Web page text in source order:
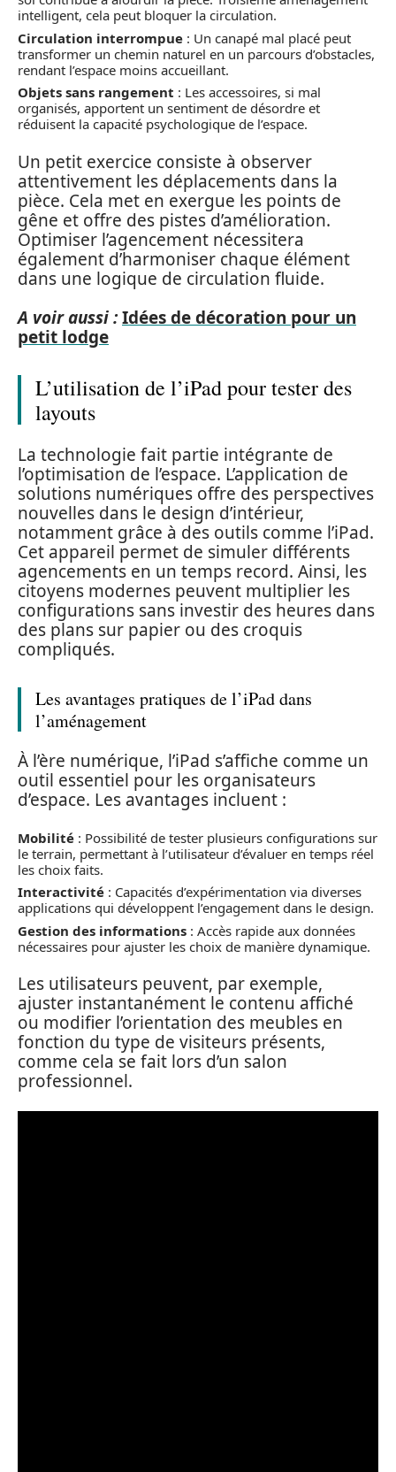
intelligent, cela peut bloquer la circulation.
Circulation interrompue : Un canapé mal placé peut
transformer un chemin naturel en un parcours d’obstacles,
rendant l’espace moins accueillant.
Objets sans rangement : Les accessoires, si mal
organisés, apportent un sentiment de désordre et
réduisent la capacité psychologique de l’espace.
Un petit exercice consiste à observer
attentivement les déplacements dans la
pièce. Cela met en exergue les points de
gêne et offre des pistes d’amélioration.
Optimiser l’agencement nécessitera
également d’harmoniser chaque élément
dans une logique de circulation fluide.
A voir aussi :Idées de décoration pour un
petit lodge
L’utilisation de l’iPad pour tester des
layouts
La technologie fait partie intégrante de
l’optimisation de l’espace. L’application de
solutions numériques offre des perspectives
nouvelles dans le design d’intérieur,
notamment grâce à des outils comme l’iPad.
Cet appareil permet de simuler différents
agencements en un temps record. Ainsi, les
citoyens modernes peuvent multiplier les
configurations sans investir des heures dans
des plans sur papier ou des croquis
compliqués.
Les avantages pratiques de l’iPad dans
l’aménagement
À l’ère numérique, l’iPad s’affiche comme un
outil essentiel pour les organisateurs
d’espace. Les avantages incluent :
Mobilité : Possibilité de tester plusieurs configurations sur
le terrain, permettant à l’utilisateur d’évaluer en temps réel
les choix faits.
Interactivité : Capacités d’expérimentation via diverses
applications qui développent l’engagement dans le design.
Gestion des informations : Accès rapide aux données
nécessaires pour ajuster les choix de manière dynamique.
Les utilisateurs peuvent, par exemple,
ajuster instantanément le contenu affiché
ou modifier l’orientation des meubles en
fonction du type de visiteurs présents,
comme cela se fait lors d’un salon
professionnel.